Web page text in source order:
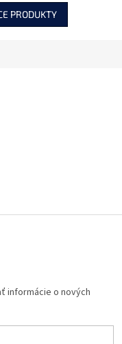
PRODUKTY
informácie o nových